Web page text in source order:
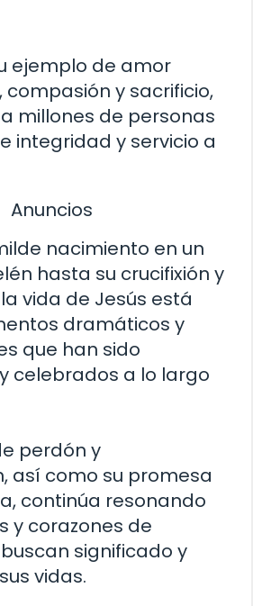
ejemplo de amor
compasión y sacrificio,
millones de personas
integridad y servicio a
Anuncios
nacimiento en un
hasta su crucifixión y
vida de Jesús está
dramáticos y
que han sido
celebrados a lo largo
perdón y
así como su promesa
continúa resonando
y corazones de
significado y
vidas.